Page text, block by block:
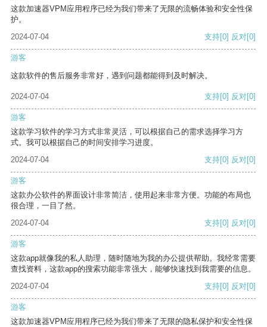
这款加速器VPM应用程序已经为我们带来了无限的流畅体验和安全性保
护。
2024-07-04
支持[0] 反对[0]
游客
这款软件的售后服务非常好，遇到问题都能得到及时解决。
2024-07-04 支持[0] 反对[0]
游客
这款学习软件的学习方式非常灵活，可以根据自己的需求选择学习方
式。我可以根据自己的时间安排学习进度。
2024-07-04
支持[0] 反对[0]
游客
这款办公软件的界面设计非常简洁，使用起来非常方便。功能的布局也
很合理，一目了然。
2024-07-04
支持[0] 反对[0]
游客
这款app就像我的私人助理，随时随地为我的办公提供帮助。我经常需要
查找资料，这款app的搜索功能非常强大，能够快速找到我需要的信息。
2024-07-04
支持[0] 反对[0]
游客
这款加速器VPM应用程序已经为我们带来了无限的隐私保护和安全性保